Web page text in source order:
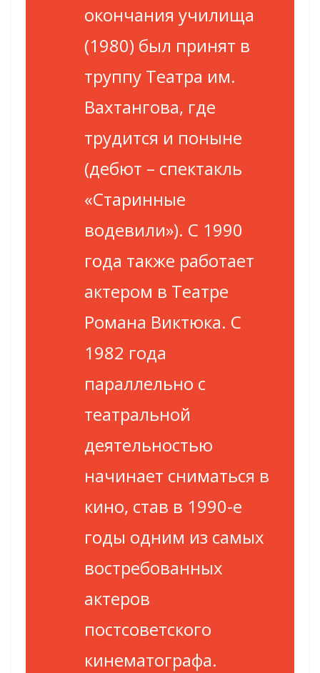
окончания училища
(1980) был принят в
труппу Театра им.
Вахтангова, где
трудится и поныне
(дебют – спектакль
«Старинные
водевили»). С 1990
года также работает
актером в Театре
Романа Виктюка. С
1982 года
параллельно с
театральной
деятельностью
начинает сниматься в
кино, став в 1990-е
годы одним из самых
востребованных
актеров
постсоветского
кинематографа.